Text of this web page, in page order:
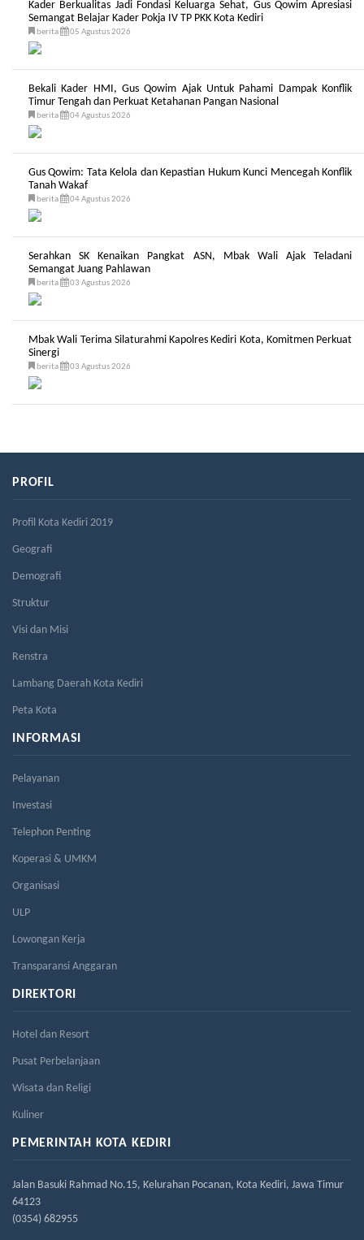
Kader Berkualitas Jadi Fondasi Keluarga Sehat, Gus Qowim Apresiasi
Semangat Belajar Kader Pokja IV TP PKK Kota Kediri
berita 05 Agustus 2026
Bekali Kader HMI, Gus Qowim Ajak Untuk Pahami Dampak Konflik
Timur Tengah dan Perkuat Ketahanan Pangan Nasional
berita 04 Agustus 2026
Gus Qowim: Tata Kelola dan Kepastian Hukum Kunci Mencegah Konflik
Tanah Wakaf
berita 04 Agustus 2026
Serahkan SK Kenaikan Pangkat ASN, Mbak Wali Ajak Teladani
Semangat Juang Pahlawan
berita 03 Agustus 2026
Mbak Wali Terima Silaturahmi Kapolres Kediri Kota, Komitmen Perkuat
Sinergi
berita 03 Agustus 2026
PROFIL
Profil Kota Kediri 2019
Geografi
Demografi
Struktur
Visi dan Misi
Renstra
Lambang Daerah Kota Kediri
Peta Kota
INFORMASI
Pelayanan
Investasi
Telephon Penting
Koperasi & UMKM
Organisasi
ULP
Lowongan Kerja
Transparansi Anggaran
DIREKTORI
Hotel dan Resort
Pusat Perbelanjaan
Wisata dan Religi
Kuliner
PEMERINTAH KOTA KEDIRI
Jalan Basuki Rahmad No.15, Kelurahan Pocanan, Kota Kediri, Jawa Timur
64123
(0354) 682955